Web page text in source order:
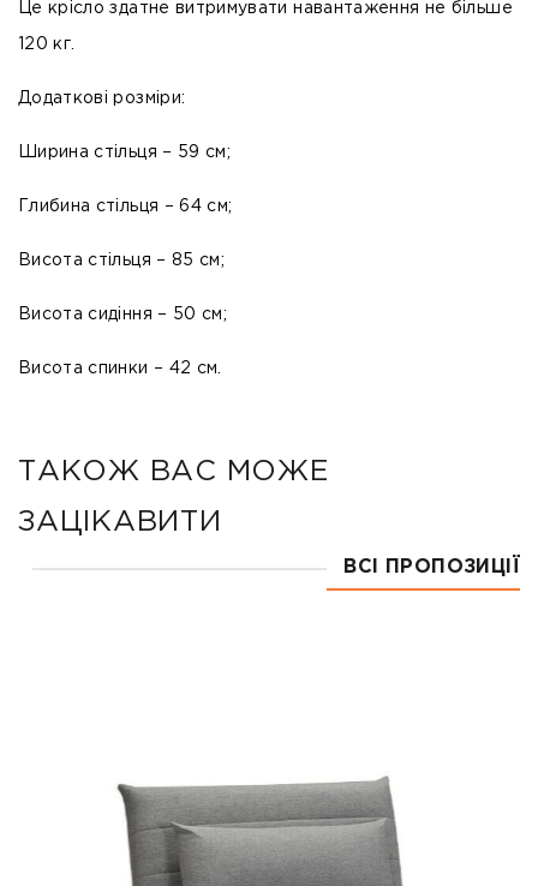
Це крісло здатне витримувати навантаження не більше
120 кг.
Додаткові розміри:
Ширина стільця – 59 см;
Глибина стільця – 64 см;
Висота стільця – 85 см;
Висота сидіння – 50 см;
Висота спинки – 42 см.
ТАКОЖ ВАС МОЖЕ
ЗАЦІКАВИТИ
ВСІ ПРОПОЗИЦІЇ